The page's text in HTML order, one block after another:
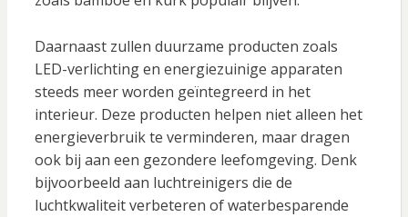
Daarnaast zullen duurzame producten zoals
LED-verlichting en energiezuinige apparaten
steeds meer worden geïntegreerd in het
interieur. Deze producten helpen niet alleen het
energieverbruik te verminderen, maar dragen
ook bij aan een gezondere leefomgeving. Denk
bijvoorbeeld aan luchtreinigers die de
luchtkwaliteit verbeteren of waterbesparende